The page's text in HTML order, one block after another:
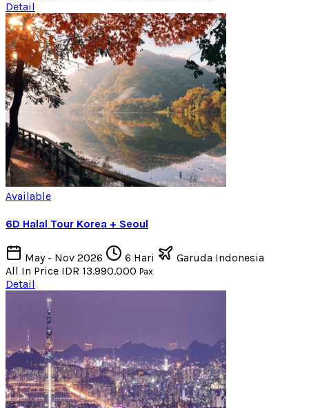
Detail
Available
6D Halal Tour Korea + Seoul
May - Nov 2026 6 Hari
Garuda Indonesia
All In Price IDR 13.990.000 Pax
Detail